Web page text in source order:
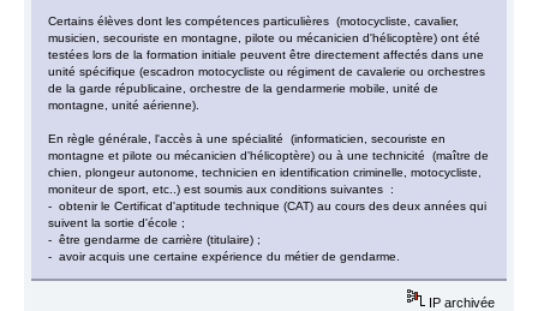
Certains élèves dont les compétences particulières (motocycliste, cavalier,
musicien, secouriste en montagne, pilote ou mécanicien d'hélicoptère) ont été
testées lors de la formation initiale peuvent être directement affectés dans une
unité spécifique (escadron motocycliste ou régiment de cavalerie ou orchestres
de la garde républicaine, orchestre de la gendarmerie mobile, unité de
montagne, unité aérienne).
En règle générale, l'accès à une spécialité (informaticien, secouriste en
montagne et pilote ou mécanicien d'hélicoptère) ou à une technicité (maître de
chien, plongeur autonome, technicien en identification criminelle, motocycliste,
moniteur de sport, etc..) est soumis aux conditions suivantes :
- obtenir le Certificat d'aptitude technique (CAT) au cours des deux années qui
suivent la sortie d'école ;
- être gendarme de carrière (titulaire) ;
- avoir acquis une certaine expérience du métier de gendarme.
IP archivée